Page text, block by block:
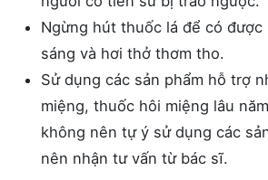
Ngừng hút thuốc lá để có được
sáng và hơi thở thơm tho.
Sử dụng các sản phẩm hỗ trợ
miệng, thuốc hôi miệng lâu
không nên tự ý sử dụng các
nên nhận tư vấn từ bác sĩ.